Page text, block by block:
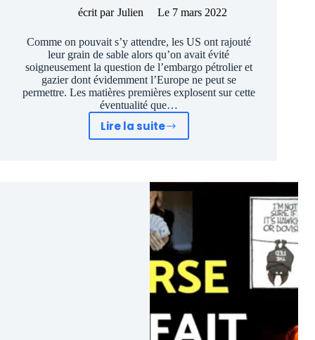
écrit par Julien Le 7 mars 2022
Comme on pouvait s’y attendre, les US ont rajouté
leur grain de sable alors qu’on avait évité
soigneusement la question de l’embargo pétrolier et
gazier dont évidemment l’Europe ne peut se
permettre. Les matières premières explosent sur cette
éventualité que…
Lire la suite
Guerre
bourse
découpe